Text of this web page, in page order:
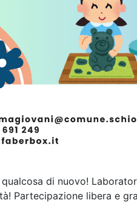
di nuovo!
Partecipazione libera e